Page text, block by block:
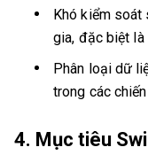
Khó kiểm
gia, đặc biệt
Phân loại dữ
trong các
4. Mục tiêu